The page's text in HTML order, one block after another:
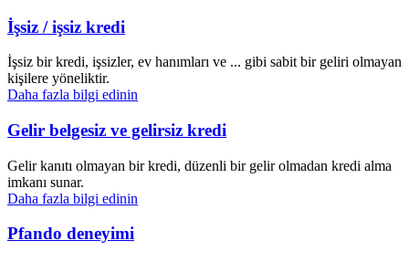
İşsiz / işsiz kredi
İşsiz bir kredi, işsizler, ev hanımları ve ... gibi sabit bir geliri olmayan
kişilere yöneliktir.
Daha fazla bilgi edinin
Gelir belgesiz ve gelirsiz kredi
Gelir kanıtı olmayan bir kredi, düzenli bir gelir olmadan kredi alma
imkanı sunar.
Daha fazla bilgi edinin
Pfando deneyimi